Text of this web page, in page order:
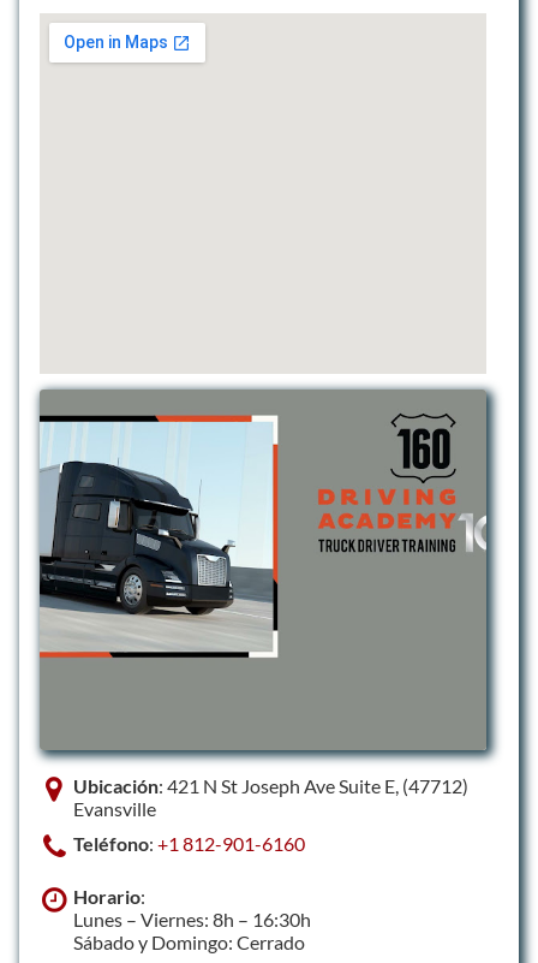
Ubicación: 421 N St Joseph Ave Suite E, (47712)
Evansville
Teléfono: +1 812-901-6160
Horario:
Lunes – Viernes: 8h – 16:30h
Sábado y Domingo: Cerrado